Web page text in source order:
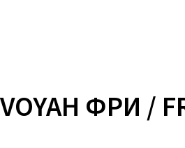
VOYAH ФРИ /